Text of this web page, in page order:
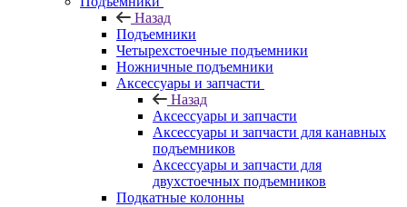
Назад
Подъемники
Четырехстоечные подъемники
Ножничные подъемники
Аксессуары и запчасти
Назад
Аксессуары и запчасти
Аксессуары и запчасти для канавных
подъемников
Аксессуары и запчасти для
двухстоечных подъемников
Подкатные колонны